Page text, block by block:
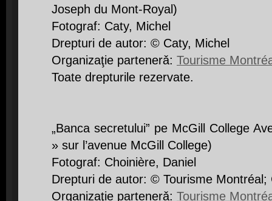
Joseph du Mont-Royal)
Fotograf: Caty, Michel
Drepturi de autor: © Caty, Michel
Organizaţie partenerǎ: Tourisme
Toate drepturile rezervate.
„Banca secretului” pe McGill College
» sur l’avenue McGill College)
Fotograf: Choinière, Daniel
Drepturi de autor: © Tourisme Montréal;
Organizaţie partenerǎ: Tourisme